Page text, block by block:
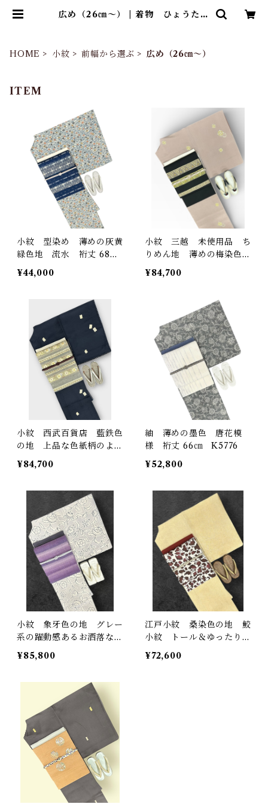
広め（26㎝～） | 着物 ひょうたん
HOME 小紋 前幅から選ぶ 広め（26㎝～）
ITEM
小紋 型染め 薄めの灰黄
緑色地 流水 裄丈 68
㎝ K6369
¥44,000
小紋 三越 未使用品 ち
りめん地 薄めの梅染色の
地 上品な七宝文様 裄丈
69㎝ K6250
¥84,700
小紋 西武百貨店 藍鉄色
の地 上品な色紙柄のよう
な飛び柄 しつけ糸つき
裄丈 70㎝ K6248
¥84,700
紬 薄めの墨色 唐花模
様 裄丈 66㎝ K5776
¥52,800
小紋 象牙色の地 グレー
系の躍動感あるお洒落な草
花 裄丈69.5 ㎝ K510
8
¥85,800
江戸小紋 桑染色の地 鮫
小紋 トール＆ゆったりサ
イズ 裄丈 68.5㎝ K468
0
¥72,600